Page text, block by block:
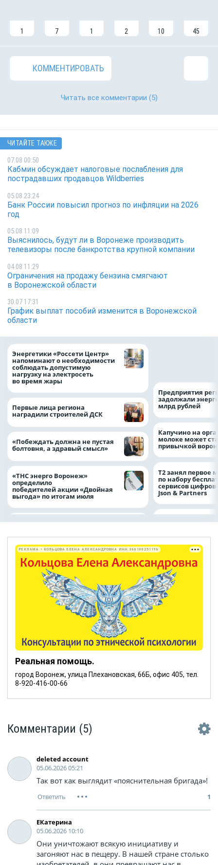
1 7 1 2 10 45
КОММЕНТИРОВАТЬ
Читать все комментарии (5)
ЧИТАЙТЕ ТАКЖЕ
07.08 00:50
Кабмин обсуждает налоговые послабления для
пострадавших продавцов Wildberries
05.08 23:24
Банк России повысил прогноз по инфляции на 2026
год
05.08 11:09
Выяснилось, будут ли в Воронеже производить
телевизоры после банкротства крупной компании
04.08 11:29
Ограничения на продажу бензина смягчают
в Воронежской области
30.07 17:31
График выплат пособий изменится в Воронежской
области
Энергетики «Россети Центр»
напоминают о необходимости
соблюдать допустимую
нагрузку на электросеть
во время жары
Первые лица региона
наградили строителей ДСК
«Побеждать должна не пустая
болтовня, а здравый смысл»
«ТНС энерго Воронеж»
определило
победителей акции «Двойная
выгода» по итогам июля
Предприятия
задолжали
млрд рублей
Капучино на
молоке может
привычкой
Т2 занял первое
по набору
сервисов
Json & Partners
Реальная помощь.
город Воронеж, улица Плехановская, 66Б, офис 405, тел.
8-920-416-00-66
РЕКЛАМА • КОЛЬЦОВА ЕЛЕНА АЛЕКСАНДРОВНА ИНН 366100251196
Комментарии (5)
deleted account
05.06.2026 05:21
Так вот как выглядит «пояснительная бригада»!
1
ЕКатерина
05.06.2026 10:10
Они уничтожают всякую инициативу и
загоняют нас в пещеру. В нашей стране столько